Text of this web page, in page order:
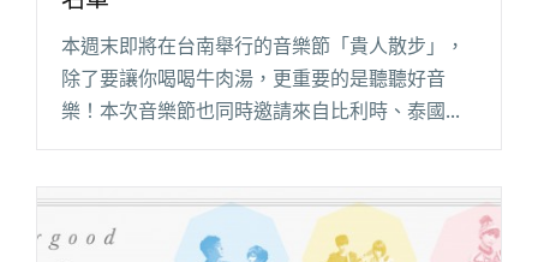
本週末即將在台南舉行的音樂節「貴人散步」，
除了要讓你喝喝牛肉湯，更重要的是聽聽好音
樂！本次音樂節也同時邀請來自比利時、泰國等
外媒共襄盛舉。以下簡單介紹這些媒體，並整理
的音樂人名單，號召閱讀全文 "貴人散步，外媒
矚目！演出音樂人推薦名單"